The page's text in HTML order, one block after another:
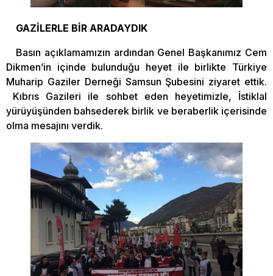
GAZİLERLE BİR ARADAYDIK
Basın açıklamamızın ardından Genel Başkanımız Cem
Dikmen’in içinde bulunduğu heyet ile birlikte Türkiye
Muharip Gaziler Derneği Samsun Şubesini ziyaret ettik.
Kıbrıs Gazileri ile sohbet eden heyetimizle, İstiklal
yürüyüşünden bahsederek birlik ve beraberlik içerisinde
olma mesajını verdik.